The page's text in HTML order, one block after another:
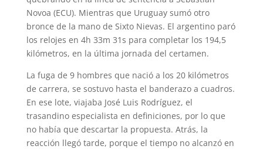
Novoa (ECU). Mientras que Uruguay sumó otro
bronce de la mano de Sixto Nievas. El argentino paró
los relojes en 4h 33m 31s para completar los 194,5
kilómetros, en la última jornada del certamen.
La fuga de 9 hombres que nació a los 20 kilómetros
de carrera, se sostuvo hasta el banderazo a cuadros.
En ese lote, viajaba José Luis Rodríguez, el
trasandino especialista en definiciones, por lo que
no había que descartar la propuesta. Atrás, la
reacción llegó tarde, porque el tiempo no alcanzó en